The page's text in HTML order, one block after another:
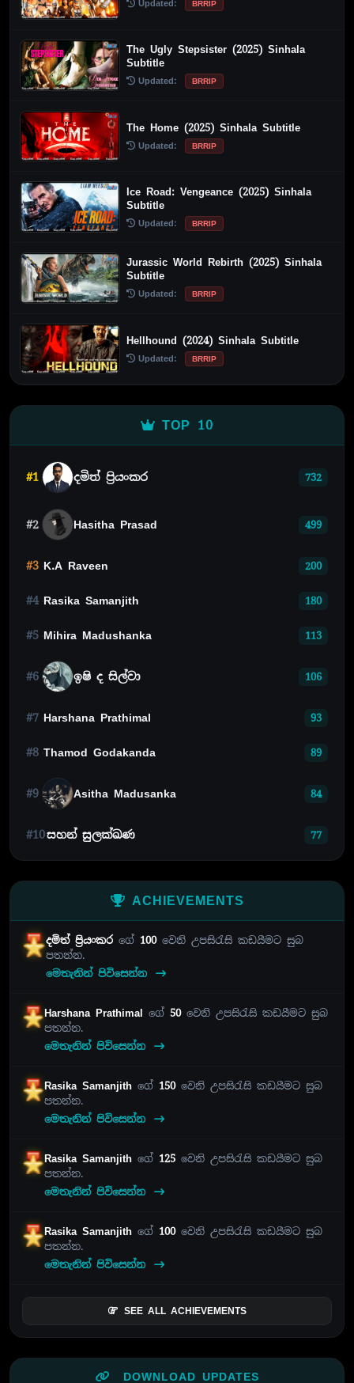
Updated: BRRIP
The Ugly Stepsister (2025) Sinhala
Subtitle
Updated: BRRIP
The Home (2025) Sinhala Subtitle
Updated: BRRIP
Ice Road: Vengeance (2025) Sinhala
Subtitle
Updated: BRRIP
Jurassic World Rebirth (2025) Sinhala
Subtitle
Updated: BRRIP
Hellhound (2024) Sinhala Subtitle
Updated: BRRIP
TOP 10
#1 දමිත් ප්‍රියංකර 732
#2 Hasitha Prasad 499
#3 K.A Raveen 200
#4 Rasika Samanjith 180
#5 Mihira Madushanka 113
#6 ඉෂි ද සිල්වා 106
#7 Harshana Prathimal 93
#8 Thamod Godakanda 89
#9 Asitha Madusanka 84
#10සහන් සුලක්ඛණ 77
ACHIEVEMENTS
දමිත් ප්‍රියංකරගේ 100වෙනි උපසිරැසි කඩයීමට සුබ
පතන්න.
මෙතැනින් පිවිසෙන්න
Harshana Prathimal ගේ 50වෙනි උපසිරැසි කඩයීමට සුබ
පතන්න.
මෙතැනින් පිවිසෙන්න
Rasika Samanjithගේ 150වෙනි උපසිරැසි කඩයීමට සුබ
පතන්න.
මෙතැනින් පිවිසෙන්න
Rasika Samanjithගේ 125 වෙනි උපසිරැසි කඩයීමට සුබ
පතන්න.
මෙතැනින් පිවිසෙන්න
Rasika Samanjithගේ 100වෙනි උපසිරැසි කඩයීමට සුබ
පතන්න.
මෙතැනින් පිවිසෙන්න
SEE ALL ACHIEVEMENTS
DOWNLOAD UPDATES